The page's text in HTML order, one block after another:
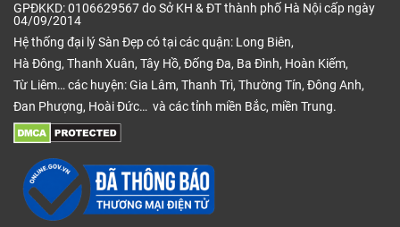
GPĐKKD: 0106629567 do Sở KH & ĐT thành phố Hà Nội cấp ngày
04/09/2014
Hệ thống đại lý Sàn Đẹp có tại các quận: Long Biên,
Hà Đông, Thanh Xuân, Tây Hồ, Đống Đa, Ba Đình, Hoàn Kiếm,
Từ Liêm… các huyện: Gia Lâm, Thanh Trì, Thường Tín, Đông Anh,
Đan Phượng, Hoài Đức… và các tỉnh miền Bắc, miền Trung.